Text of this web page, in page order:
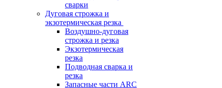
сварки
Дуговая строжка и
экзотермическая резка
Воздушно-дуговая
строжка и резка
Экзотермическая
резка
Подводная сварка и
резка
Запасные части ARC